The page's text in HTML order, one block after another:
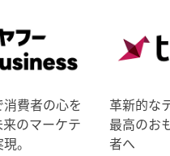
費者の心を
のマーケテ
。
革新的な
最高のお
者へ